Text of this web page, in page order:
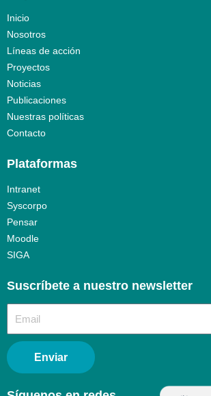
Inicio
Nosotros
Líneas de acción
Proyectos
Noticias
Publicaciones
Nuestras políticas
Contacto
Plataformas
Intranet
Syscorpo
Pensar
Moodle
SIGA
Suscríbete a nuestro newsletter​
Enviar